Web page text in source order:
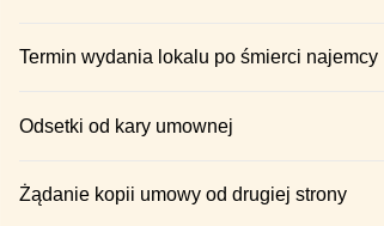
Termin wydania lokalu po śmierci najemcy
Odsetki od kary umownej
Żądanie kopii umowy od drugiej strony